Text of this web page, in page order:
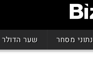
נתוני מסחר שער הדולר